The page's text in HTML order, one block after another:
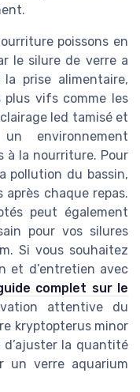
poissons en
le silure de verre a
prise alimentaire,
plus vifs comme les
led tamisé et
environnement
à la nourriture. Pour
pollution du bassin,
chaque repas.
peut également
pour vos silures
Si vous souhaitez
et d’entretien avec
complet sur le
attentive du
kryptopterus minor
la quantité
un verre aquarium